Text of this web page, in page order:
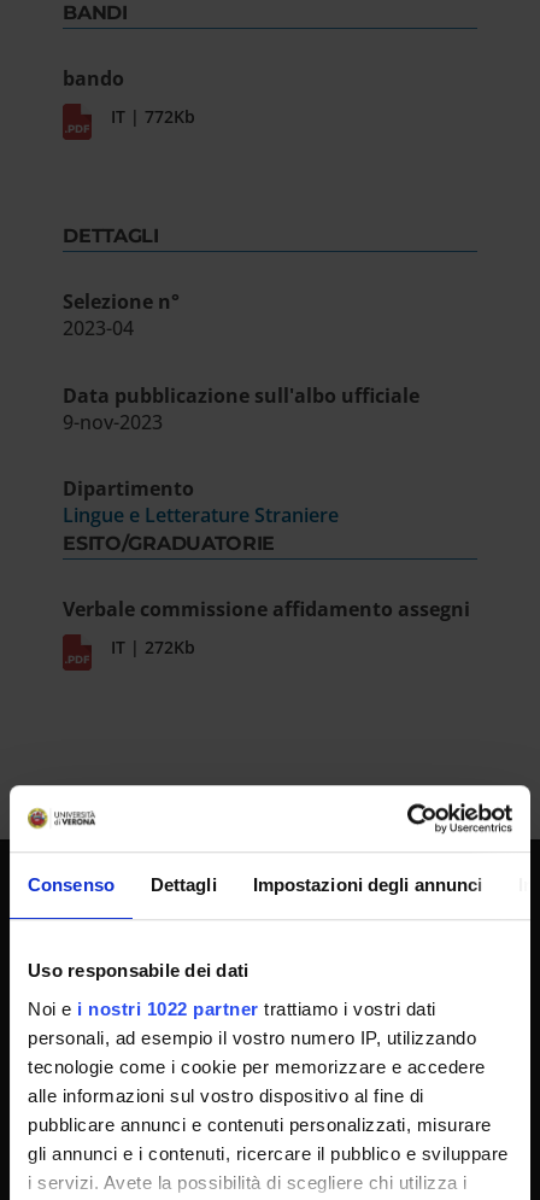
Consenso Dettagli Impostazioni degli annunci
Uso responsabile dei dati
Noi e i nostri 1022 partner trattiamo i vostri dati
personali, ad esempio il vostro numero IP, utilizzando
tecnologie come i cookie per memorizzare e accedere
alle informazioni sul vostro dispositivo al fine di
pubblicare annunci e contenuti personalizzati, misurare
gli annunci e i contenuti, ricercare il pubblico e sviluppare
i servizi. Avete la possibilità di scegliere chi utilizza i
BANDI
bando
IT | 772Kb
DETTAGLI
Selezione n°
2023-04
Data pubblicazione sull'albo ufficiale
9-nov-2023
Dipartimento
Lingue e Letterature Straniere
ESITO/GRADUATORIE
Verbale commissione affidamento assegni
IT | 272Kb
SPORTELLO ATENEO
Amministrazione trasparente
Albo Ufficiale
Concorsi
Gare di appalto
Atti di notifica